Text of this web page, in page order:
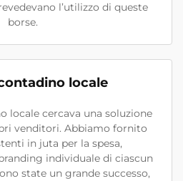
l’utilizzo di queste
borse.
locale
locale cercava una soluzione
venditori. Abbiamo fornito
in juta per la spesa,
individuale di ciascun
state un grande successo,